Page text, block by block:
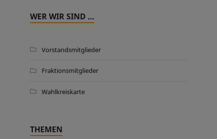
WER WIR SIND …
Vorstandsmitglieder
Fraktionsmitglieder
Wahlkreiskarte
THEMEN